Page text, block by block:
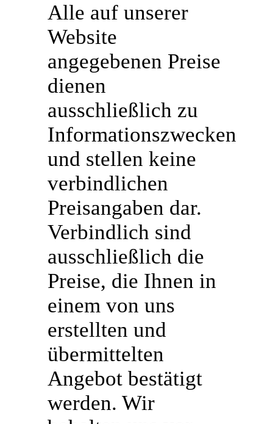
Alle auf unserer
Website
angegebenen Preise
dienen
ausschließlich zu
Informationszwecken
und stellen keine
verbindlichen
Preisangaben dar.
Verbindlich sind
ausschließlich die
Preise, die Ihnen in
einem von uns
erstellten und
übermittelten
Angebot bestätigt
werden. Wir